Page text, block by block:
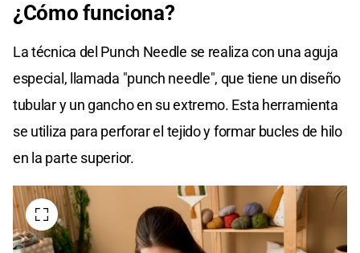
¿Cómo funciona?
La técnica del Punch Needle se realiza con una aguja
especial, llamada "punch needle", que tiene un diseño
tubular y un gancho en su extremo. Esta herramienta
se utiliza para perforar el tejido y formar bucles de hilo
en la parte superior.